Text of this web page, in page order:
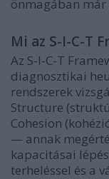
önmagában már
Mi az S-I-C-T
Az S-I-C-T
diagnosztikai
rendszerek
Structure
Cohesion
— annak
kapacitásai
terheléssel és a